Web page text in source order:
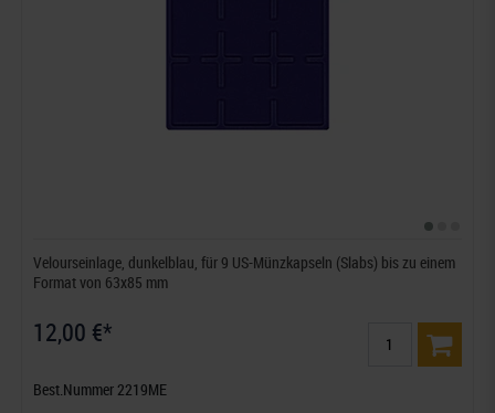
Velourseinlage, dunkelblau, für 9 US-Münzkapseln (Slabs) bis zu einem
Format von 63x85 mm
12,00 €*
Best.Nummer 2219ME